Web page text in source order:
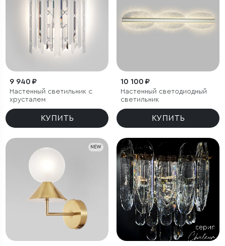
9 940 ₽
Настенный светильник с
хрусталем
КУПИТЬ
10 100 ₽
Настенный светодиодный
светильник
КУПИТЬ
NEW